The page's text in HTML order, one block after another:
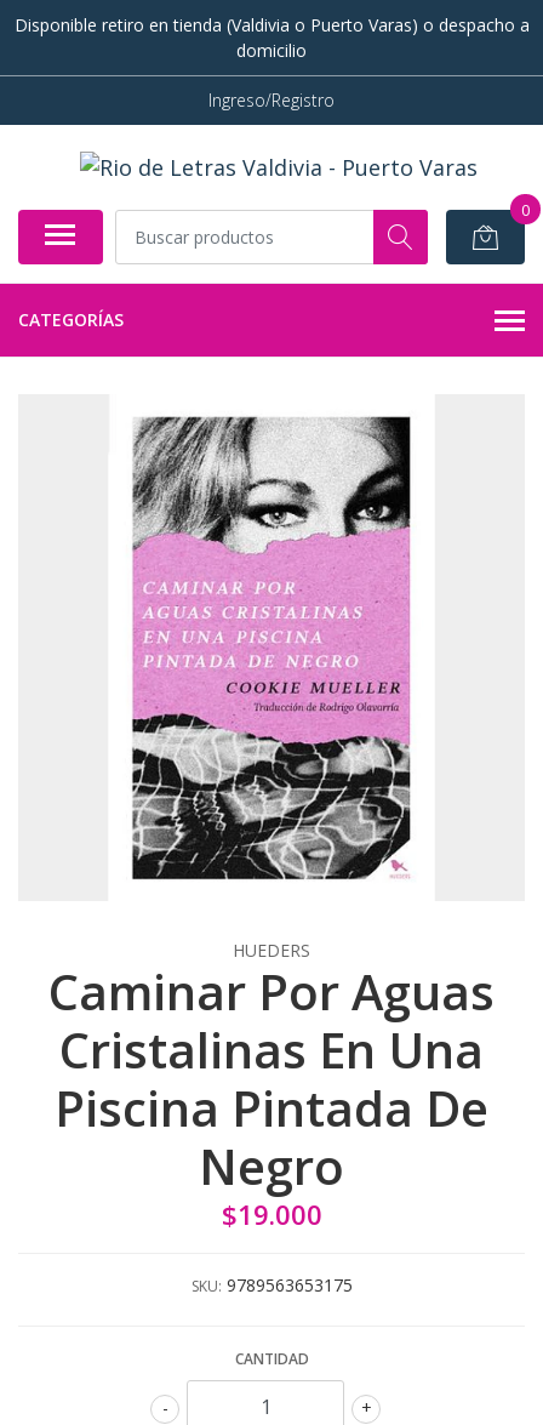
Disponible retiro en tienda (Valdivia o Puerto Varas) o despacho a
domicilio
Ingreso/Registro
0
CATEGORÍAS
HUEDERS
Caminar Por Aguas
Cristalinas En Una
Piscina Pintada De
Negro
$19.000
SKU: 9789563653175
CANTIDAD
+
-